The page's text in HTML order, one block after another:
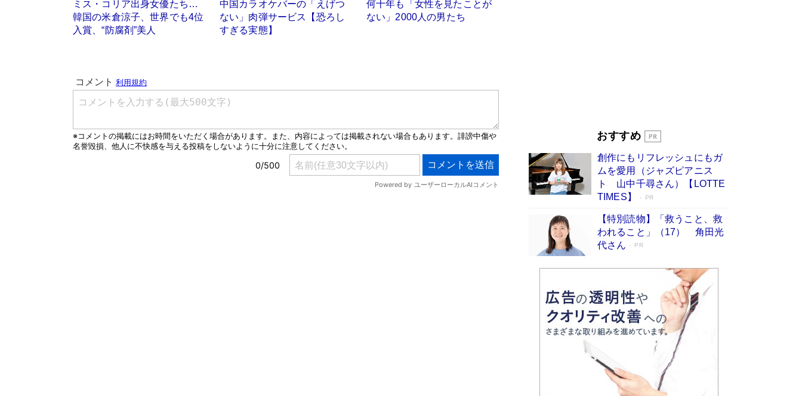
ミス・コリア出身女優たち…
韓国の米倉涼子、世界でも4位
入賞、“防腐剤”美人
中国カラオケバーの「えげつ
ない」肉弾サービス【恐ろし
すぎる実態】
何十年も「女性を見たことが
ない」2000人の男たち
和田秀樹の70代、80代向け新書がベスト3を独
占 上半期1位にも選出［新書ベストセラー］
Book Bang
おすすめ
創作にもリフレッシュにもガ
ムを愛用（ジャズピアニス
ト 山中千尋さん）【LOTTE
TIMES】
PR
【特別読物】「救うこと、救
われること」（17） 角田光
代さん
PR